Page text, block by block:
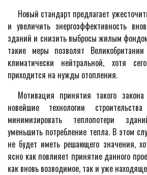
Новый стандарт предлагает
и увеличить энергоэффективность
зданий и снизить выбросы жилым
такие меры позволят
климатически нейтральной, хотя
приходится на нужды отопления.
Мотивация принятия такого
новейшие технологии
минимизировать теплопотери
уменьшить потребление тепла. В этом
не будет иметь решающего значения,
ясно как повлияет принятие данного
как вновь возводимое, так и уже